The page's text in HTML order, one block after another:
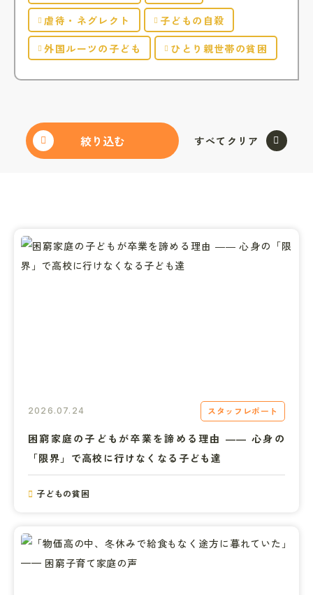
虐待・ネグレクト
子どもの自殺
外国ルーツの子ども
ひとり親世帯の貧困
すべてクリア
2026.07.24 スタッフレポート
困窮家庭の子どもが卒業を諦める理由 ―― 心身の
「限界」で高校に行けなくなる子ども達
子どもの貧困